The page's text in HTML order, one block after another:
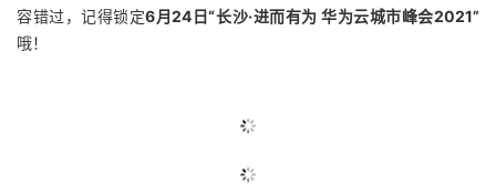
容错过，记得锁定6月24日“长沙·进而有为 华为云城市峰会2021”
哦！